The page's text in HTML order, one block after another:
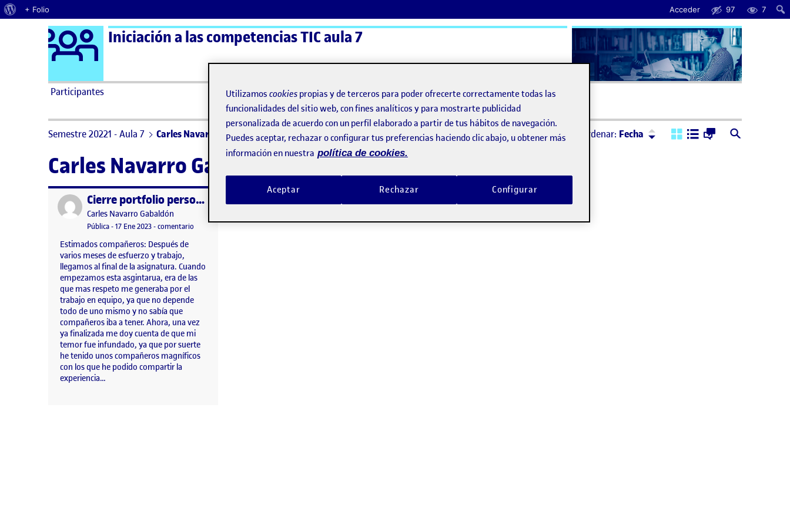
Acerca de WordPress
+ Folio Acceder 97 7
Saltar al contenido Logo Ágora
Iniciación a las competencias TIC aula 7
Participantes ActiFolios Ayuda
Semestre 20221 - Aula 7 Carles Navarro Gabaldón Ordenar: Fecha Ordenar:Descendente
Carles Navarro Gabaldón
Publicado por Cierre portfolio personal
Publicado por
Carles Navarro Gabaldón
Visibilidad:
Pública-Fecha de publicación
17 Ene 202317 enero, 2023 6:39 pm
-comentario en Cierre portfolio personal
Estimados compañeros: Después de
varios meses de esfuerzo y trabajo,
llegamos al final de la asignatura. Cuando
empezamos esta asgintarua, era de las
que mas respeto me generaba por el
trabajo en equipo, ya que no depende
todo de uno mismo y no sabía que
compañeros iba a tener. Ahora, una vez
ya finalizada me doy cuenta de que mi
temor fue infundado, ya que por suerte
he tenido unos compañeros magníficos
con los que he podido compartir la
experiencia…
Utilizamos cookies propias y de terceros para poder ofrecerte correctamente todas las
funcionalidades del sitio web, con fines analíticos y para mostrarte publicidad
personalizada de acuerdo con un perfil elaborado a partir de tus hábitos de navegación.
Puedes aceptar, rechazar o configurar tus preferencias haciendo clic abajo, u obtener más
información en nuestra política de cookies.
Rechazar
Aceptar Configurar